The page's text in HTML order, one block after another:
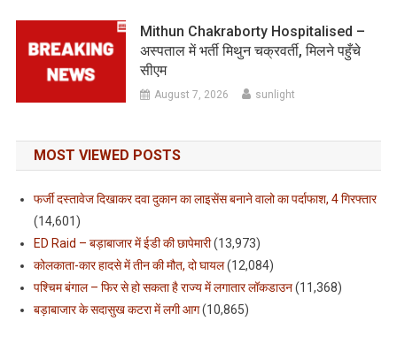
Mithun Chakraborty Hospitalised –
अस्पताल में भर्ती मिथुन चक्रवर्ती, मिलने पहुँचे
सीएम
August 7, 2026 sunlight
MOST VIEWED POSTS
फर्जी दस्तावेज दिखाकर दवा दुकान का लाइसेंस बनाने वालो का पर्दाफाश, 4 गिरफ्तार
(14,601)
ED Raid – बड़ाबाजार में ईडी की छापेमारी(13,973)
कोलकाता-कार हादसे में तीन की मौत, दो घायल(12,084)
पश्चिम बंगाल – फिर से हो सकता है राज्य में लगातार लॉकडाउन(11,368)
बड़ाबाजार के सदासुख कटरा में लगी आग(10,865)